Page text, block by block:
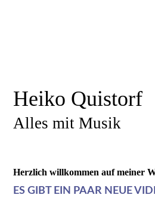
Heiko Quistorf
Alles mit Musik
Herzlich willkommen auf meiner
ES GIBT EIN PAAR NEUE